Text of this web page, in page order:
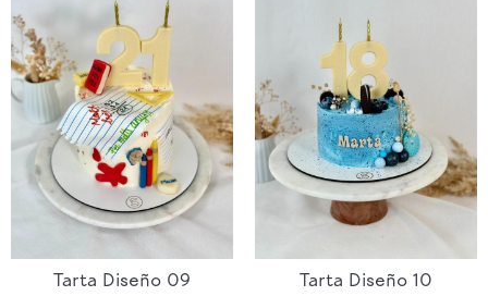
Tarta Diseño 09 Tarta Diseño 10